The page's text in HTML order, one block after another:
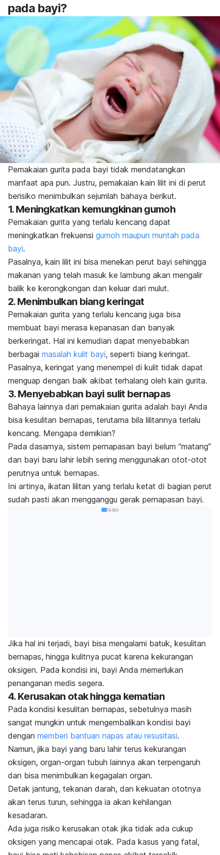
pada bayi?
Pemakaian gurita pada bayi tidak mendatangkan
manfaat apa pun. Justru, pemakaian kain lilit ini di perut
berisiko menimbulkan sejumlah bahaya berikut.
1. Meningkatkan kemungkinan gumoh
Pemakaian gurita yang terlalu kencang dapat
meningkatkan frekuensi gumoh maupun muntah pada
bayi.
Pasalnya, kain lilit ini bisa menekan perut bayi sehingga
makanan yang telah masuk ke lambung akan mengalir
balik ke kerongkongan dan keluar dari mulut.
2. Menimbulkan biang keringat
Pemakaian gurita yang terlalu kencang juga bisa
membuat bayi merasa kepanasan dan banyak
berkeringat. Hal ini kemudian dapat menyebabkan
berbagai masalah kulit bayi, seperti biang keringat.
Pasalnya, keringat yang menempel di kulit tidak dapat
menguap dengan baik akibat terhalang oleh kain gurita.
3. Menyebabkan bayi sulit bernapas
Bahaya lainnya dari pemakaian gurita adalah bayi Anda
bisa kesulitan bernapas, terutama bila lilitannya terlalu
kencang. Mengapa demikian?
Pada dasarnya, sistem pernapasan bayi belum “matang”
dan bayi baru lahir lebih sering menggunakan otot-otot
perutnya untuk bernapas.
Ini artinya, ikatan lilitan yang terlalu ketat di bagian perut
sudah pasti akan mengganggu gerak pernapasan bayi.
Iklan
Jika hal ini terjadi, bayi bisa mengalami batuk, kesulitan
bernapas, hingga kulitnya pucat karena kekurangan
oksigen. Pada kondisi ini, bayi Anda memerlukan
penanganan medis segera.
4. Kerusakan otak hingga kematian
Pada kondisi kesulitan bernapas, sebetulnya masih
sangat mungkin untuk mengembalikan kondisi bayi
dengan memberi bantuan napas atau resusitasi.
Namun, jika bayi yang baru lahir terus kekurangan
oksigen, organ-organ tubuh lainnya akan terpengaruh
dan bisa menimbulkan kegagalan organ.
Detak jantung, tekanan darah, dan kekuatan ototnya
akan terus turun, sehingga ia akan kehilangan
kesadaran.
Ada juga risiko kerusakan otak jika tidak ada cukup
oksigen yang mencapai otak. Pada kasus yang fatal,